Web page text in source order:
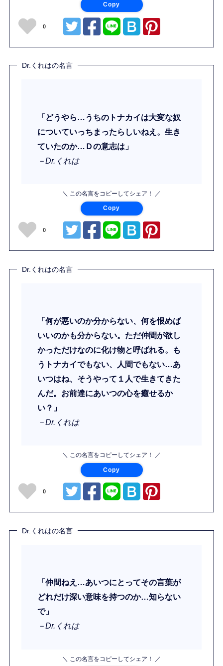
Copy
0
Dr.くれはの名言
「どうやら…うちのトナカイは大変な奴
についていっちまったらしいねえ。生き
ていたのか…Ｄの意志は」
－Dr.くれは
＼ この名言をコピーしてシェア！ ／
Copy
0
Dr.くれはの名言
「何が悪いのか分からない、何を恨めば
いいのかも分からない。ただ仲間が欲し
かっただけなのに化け物と呼ばれる。も
うトナカイでもない、人間でもない…あ
いつはね、そうやって１人で生きてきた
んだ。お前達にあいつの心を癒せるか
い？」
－Dr.くれは
＼ この名言をコピーしてシェア！ ／
Copy
0
Dr.くれはの名言
「仲間ねえ…あいつにとってその言葉が
どれだけ深い意味を持つのか…知らない
で」
－Dr.くれは
＼ この名言をコピーしてシェア！ ／